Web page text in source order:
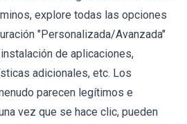
explore todas las opciones
"Personalizada/Avanzada"
de aplicaciones,
adicionales, etc. Los
parecen legítimos e
vez que se hace clic, pueden